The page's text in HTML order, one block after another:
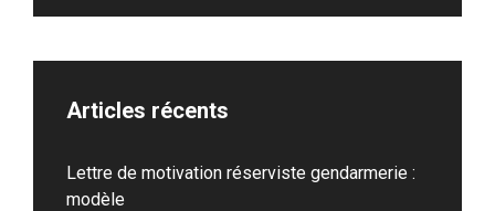
Articles récents
Lettre de motivation réserviste gendarmerie :
modèle